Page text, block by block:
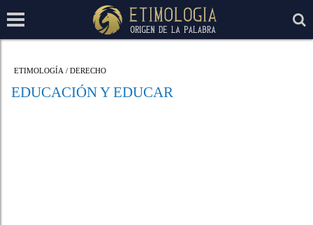
ETIMOLOGÍA / DERECHO
EDUCACIÓN Y EDUCAR